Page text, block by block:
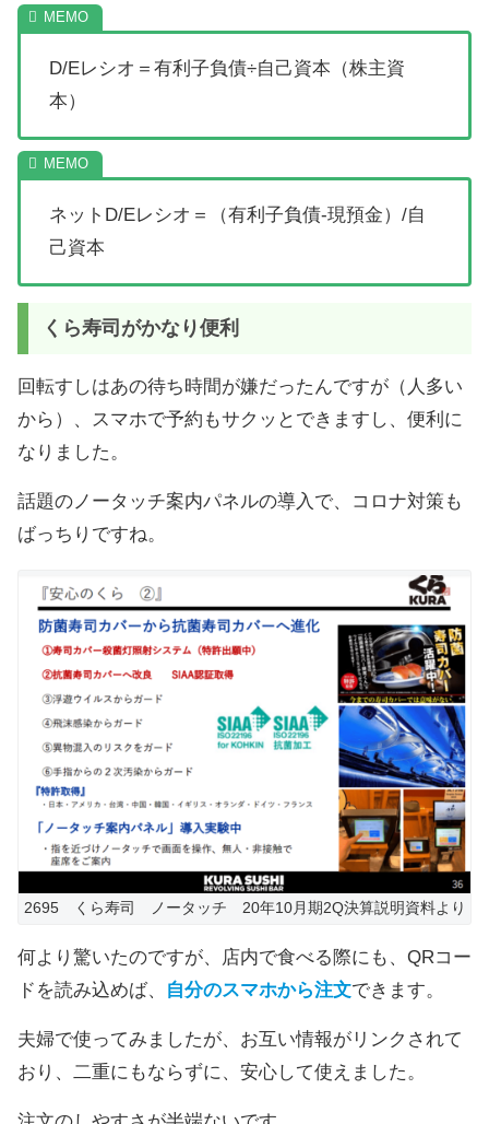
D/Eレシオ＝有利子負債÷自己資本（株主資
本）
ネットD/Eレシオ＝（有利子負債-現預金）/自
己資本
くら寿司がかなり便利
回転すしはあの待ち時間が嫌だったんですが（人多い
から）、スマホで予約もサクッとできますし、便利に
なりました。
話題のノータッチ案内パネルの導入で、コロナ対策も
ばっちりですね。
2695 くら寿司 ノータッチ 20年10月期2Q決算説明資料より
何より驚いたのですが、店内で食べる際にも、QRコー
ドを読み込めば、
自分のスマホから注文できます。
夫婦で使ってみましたが、お互い情報がリンクされて
おり、二重にもならずに、安心して使えました。